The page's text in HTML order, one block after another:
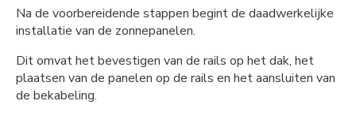
Na de voorbereidende stappen begint de daadwerkelijke
installatie van de zonnepanelen.
Dit omvat het bevestigen van de rails op het dak, het
plaatsen van de panelen op de rails en het aansluiten van
de bekabeling.